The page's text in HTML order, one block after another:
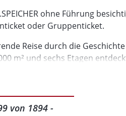
ohne Führung
oder Gruppenticket.
Reise durch die
m² und sechs Etagen
der größten
auf Rädern bewegen. Die
für Kinder. Sichert euch
von 1894 -